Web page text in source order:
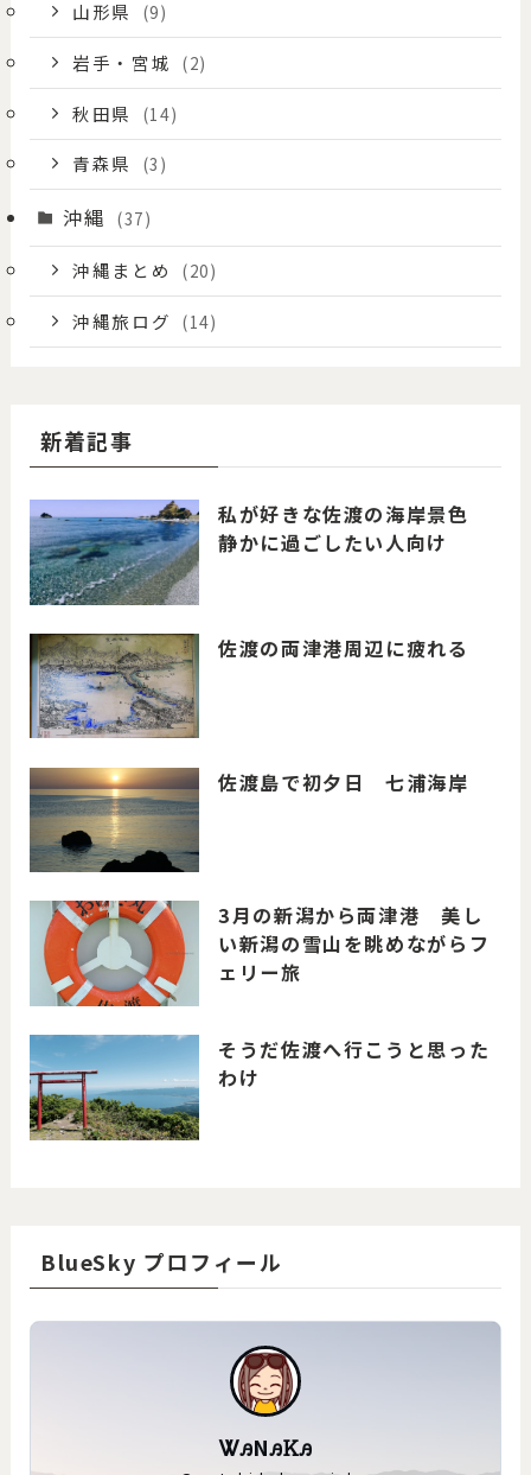
山形県 (9)
岩手・宮城 (2)
秋田県 (14)
青森県 (3)
沖縄 (37)
沖縄まとめ (20)
沖縄旅ログ (14)
新着記事
私が好きな佐渡の海岸景色
静かに過ごしたい人向け
佐渡の両津港周辺に疲れる
佐渡島で初夕日 七浦海岸
3月の新潟から両津港 美し
い新潟の雪山を眺めながらフ
ェリー旅
そうだ佐渡へ行こうと思った
わけ
BlueSky プロフィール
ᏔꭿNꭿᏦꭿ